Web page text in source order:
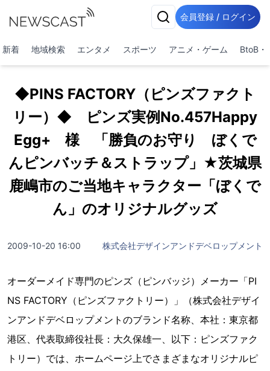
会員登録 / ログイン
新着 地域検索 エンタメ スポーツ アニメ・ゲーム BtoB・
◆PINS FACTORY（ピンズファクト
リー）◆ ピンズ実例No.457Happy
Egg+ 様 「勝負のお守り ぼくで
んピンバッチ＆ストラップ」★茨城県
鹿嶋市のご当地キャラクター「ぼくで
ん」のオリジナルグッズ
2009-10-20 16:00 株式会社デザインアンドデベロップメント
オーダーメイド専門のピンズ（ピンバッジ）メーカー「PI
NS FACTORY（ピンズファクトリー）」（株式会社デザイ
ンアンドデベロップメントのブランド名称、本社：東京都
港区、代表取締役社長：大久保雄一、以下：ピンズファク
トリー）では、ホームページ上でさまざまなオリジナルピ